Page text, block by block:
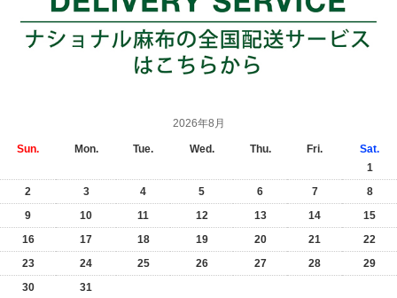
2026年8月
Sun. Mon. Tue. Wed. Thu. Fri.
Sat.
1
2
3 4 5 6 7
8
9
10 11 12 13 14
15
16
17 18 19 20 21
22
23
24 25 26 27 28
29
30
31